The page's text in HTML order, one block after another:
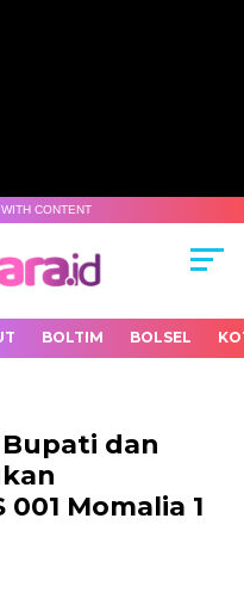
CONTENT
BOLTIM BOLSEL
dan
Momalia 1